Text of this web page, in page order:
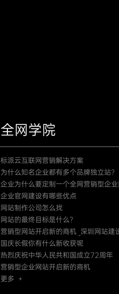
全网学院
标派云互联网营销解决方案
为什么知名企业都有多个品牌独立站？
企业为什么要定制一个全网营销型企业
企业官网建设有哪些优点
网站制作公司怎么找
网站的最终目标是什么？
营销型网站开启新的商机 _深圳网站建
国庆长假你有什么新收获呢
热烈庆祝中华人民共和国成立72周年
营销型企业网站开启新的商机
更多 +